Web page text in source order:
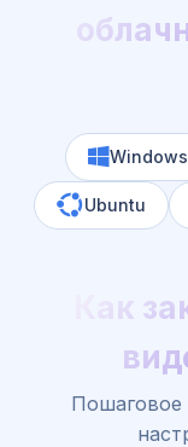
Windows
Ubuntu
Как
Пошаговое